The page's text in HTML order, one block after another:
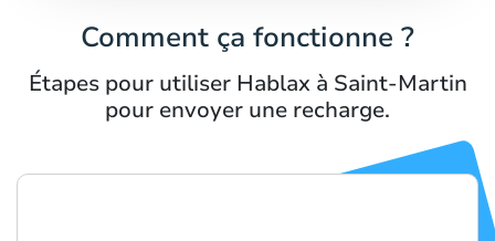
Comment ça fonctionne ?
Étapes pour utiliser Hablax à Saint-Martin
pour envoyer une recharge.